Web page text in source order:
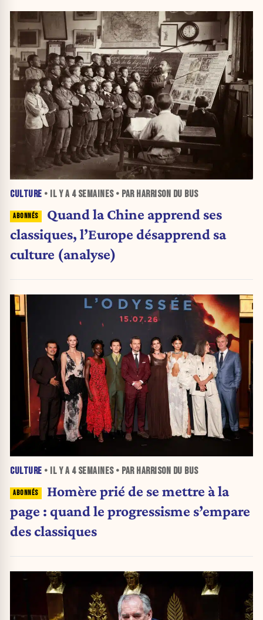
CULTURE • IL Y A 4 SEMAINES• PAR HARRISON DU BUS
Quand la Chine apprend ses
classiques, l’Europe désapprend sa
culture (analyse)
CULTURE • IL Y A 4 SEMAINES• PAR HARRISON DU BUS
Homère prié de se mettre à la
page : quand le progressisme s’empare
des classiques